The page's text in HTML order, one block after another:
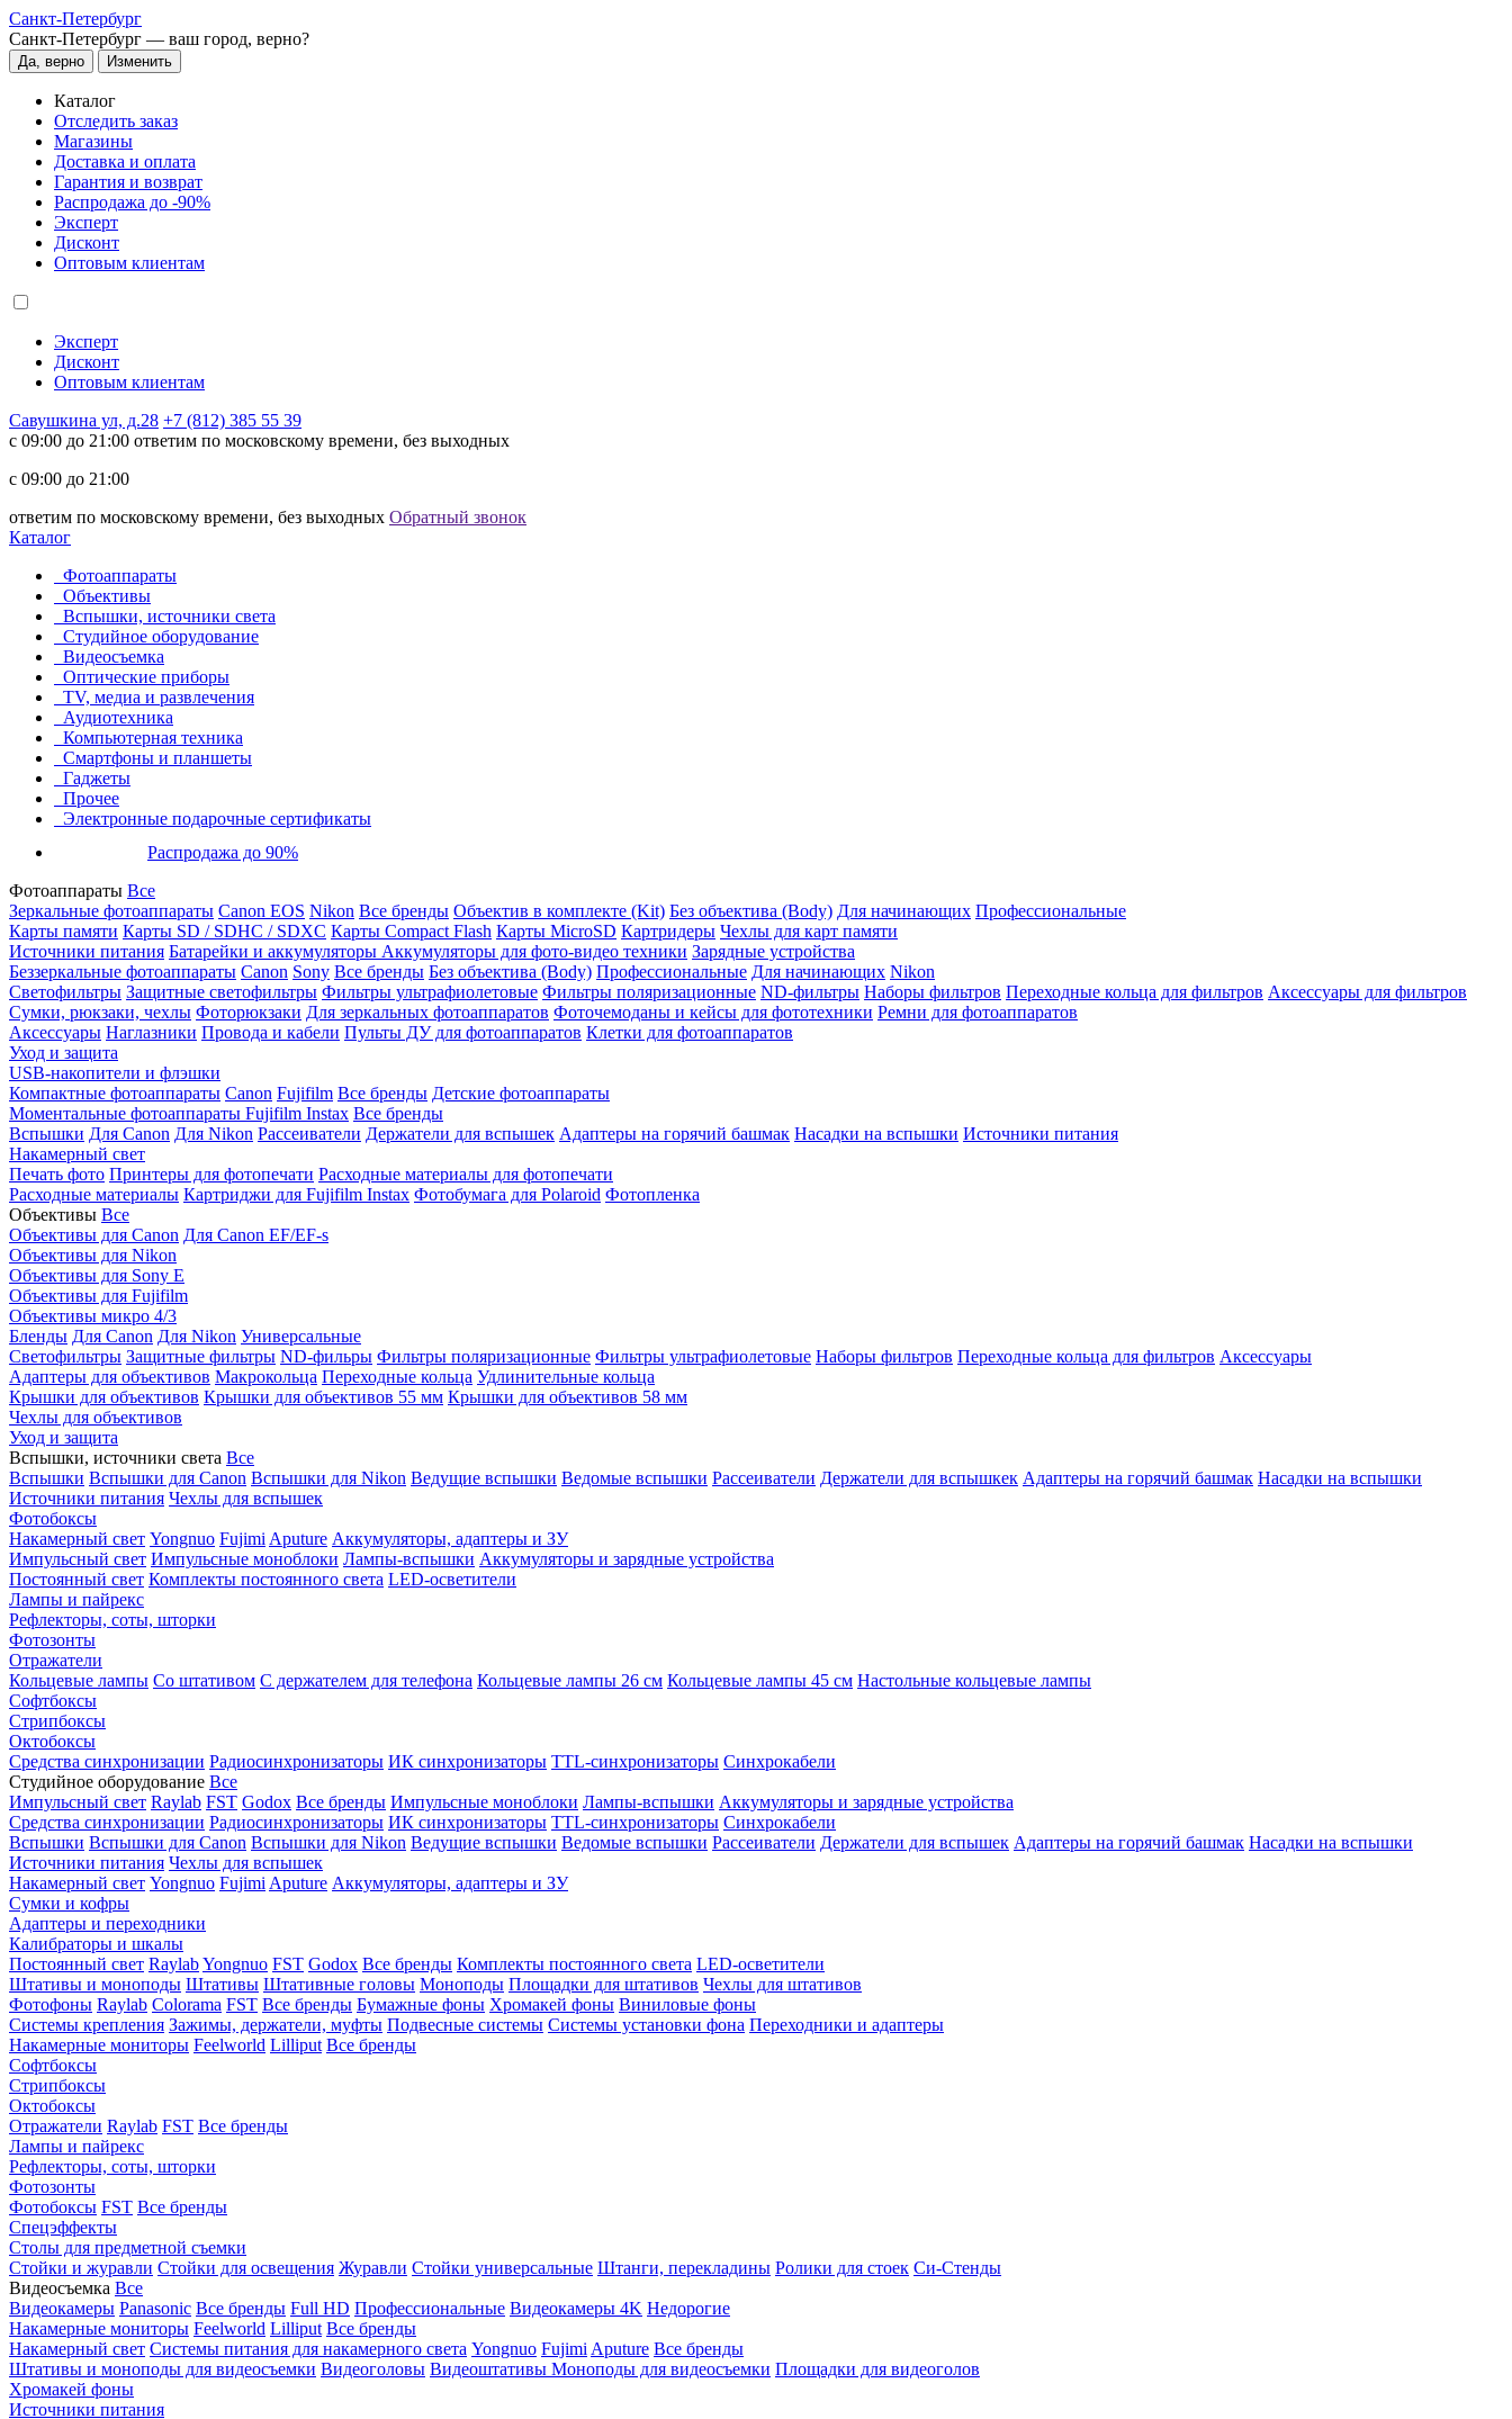
Санкт-Петербург
Санкт-Петербург — ваш город, верно?
Да, верно Изменить
Каталог
Отследить заказ
Магазины
Доставка и оплата
Гарантия и возврат
Распродажа до -90%
Эксперт
Дисконт
Оптовым клиентам
Эксперт
Дисконт
Оптовым клиентам
Савушкина ул, д.28 +7 (812) 385 55 39
c 09:00 до 21:00 ответим по московскому времени, без выходных
c 09:00 до 21:00
ответим по московскому времени, без выходных Обратный звонок
Каталог
Фотоаппараты
Объективы
Вспышки, источники света
Студийное оборудование
Видеосъемка
Оптические приборы
TV, медиа и развлечения
Аудиотехника
Компьютерная техника
Смартфоны и планшеты
Гаджеты
Прочее
Электронные подарочные сертификаты
Распродажа до 90%
Фотоаппараты Все
Зеркальные фотоаппараты Canon EOS Nikon Все бренды Объектив в комплекте (Kit) Без объектива (Body) Для начинающих Профессиональные
Карты памяти Карты SD / SDHC / SDXC Карты Compact Flash Карты MicroSD Картридеры Чехлы для карт памяти
Источники питания Батарейки и аккумуляторы Аккумуляторы для фото-видео техники Зарядные устройства
Беззеркальные фотоаппараты Canon Sony Все бренды Без объектива (Body) Профессиональные Для начинающих Nikon
Светофильтры Защитные светофильтры Фильтры ультрафиолетовые Фильтры поляризационные ND-фильтры Наборы фильтров Переходные кольца для фильтров Аксессуары для фильтров
Сумки, рюкзаки, чехлы Фоторюкзаки Для зеркальных фотоаппаратов Фоточемоданы и кейсы для фототехники Ремни для фотоаппаратов
Аксессуары Наглазники Провода и кабели Пульты ДУ для фотоаппаратов Клетки для фотоаппаратов
Уход и защита
USB-накопители и флэшки
Компактные фотоаппараты Canon Fujifilm Все бренды Детские фотоаппараты
Моментальные фотоаппараты Fujifilm Instax Все бренды
Вспышки Для Canon Для Nikon Рассеиватели Держатели для вспышек Адаптеры на горячий башмак Насадки на вспышки Источники питания
Накамерный свет
Печать фото Принтеры для фотопечати Расходные материалы для фотопечати
Расходные материалы Картриджи для Fujifilm Instax Фотобумага для Polaroid Фотопленка
Объективы Все
Объективы для Canon Для Canon EF/EF-s
Объективы для Nikon
Объективы для Sony E
Объективы для Fujifilm
Объективы микро 4/3
Бленды Для Canon Для Nikon Универсальные
Светофильтры Защитные фильтры ND-фильры Фильтры поляризационные Фильтры ультрафиолетовые Наборы фильтров Переходные кольца для фильтров Аксессуары
Адаптеры для объективов Макрокольца Переходные кольца Удлинительные кольца
Крышки для объективов Крышки для объективов 55 мм Крышки для объективов 58 мм
Чехлы для объективов
Уход и защита
Вспышки, источники света Все
Вспышки Вспышки для Canon Вспышки для Nikon Ведущие вспышки Ведомые вспышки Рассеиватели Держатели для вспышкек Адаптеры на горячий башмак Насадки на вспышки
Источники питания Чехлы для вспышек
Фотобоксы
Накамерный свет Yongnuo Fujimi Aputure Аккумуляторы, адаптеры и ЗУ
Импульсный свет Импульсные моноблоки Лампы-вспышки Аккумуляторы и зарядные устройства
Постоянный свет Комплекты постоянного света LED-осветители
Лампы и пайрекс
Рефлекторы, соты, шторки
Фотозонты
Отражатели
Кольцевые лампы Со штативом С держателем для телефона Кольцевые лампы 26 см Кольцевые лампы 45 см Настольные кольцевые лампы
Софтбоксы
Стрипбоксы
Октобоксы
Средства синхронизации Радиосинхронизаторы ИК синхронизаторы TTL-синхронизаторы Синхрокабели
Студийное оборудование Все
Импульсный свет Raylab FST Godox Все бренды Импульсные моноблоки Лампы-вспышки Аккумуляторы и зарядные устройства
Средства синхронизации Радиосинхронизаторы ИК синхронизаторы TTL-синхронизаторы Синхрокабели
Вспышки Вспышки для Canon Вспышки для Nikon Ведущие вспышки Ведомые вспышки Рассеиватели Держатели для вспышек Адаптеры на горячий башмак Насадки на вспышки
Источники питания Чехлы для вспышек
Накамерный свет Yongnuo Fujimi Aputure Аккумуляторы, адаптеры и ЗУ
Сумки и кофры
Адаптеры и переходники
Калибраторы и шкалы
Постоянный свет RaylabYongnuo FST Godox Все бренды Комплекты постоянного света LED-осветители
Штативы и моноподы Штативы Штативные головы Моноподы Площадки для штативов Чехлы для штативов
Фотофоны Raylab Colorama FST Все бренды Бумажные фоны Хромакей фоны Виниловые фоны
Системы крепления Зажимы, держатели, муфты Подвесные системы Системы установки фона Переходники и адаптеры
Накамерные мониторы Feelworld Lilliput Все бренды
Софтбоксы
Стрипбоксы
Октобоксы
Отражатели Raylab FST Все бренды
Лампы и пайрекс
Рефлекторы, соты, шторки
Фотозонты
Фотобоксы FST Все бренды
Спецэффекты
Столы для предметной съемки
Стойки и журавли Стойки для освещения Журавли Стойки универсальные Штанги, перекладины Ролики для стоек Си-Стенды
Видеосъемка Все
Видеокамеры Panasonic Все бренды Full HD Профессиональные Видеокамеры 4K Недорогие
Накамерные мониторы Feelworld Lilliput Все бренды
Накамерный свет Системы питания для накамерного света Yongnuo Fujimi Aputure Все бренды
Штативы и моноподы для видеосъемки Видеоголовы Видеоштативы Моноподы для видеосъемки Площадки для видеоголов
Хромакей фоны
Источники питания